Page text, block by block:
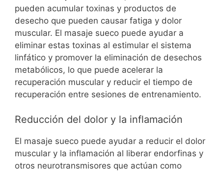
pueden acumular toxinas y productos de
desecho que pueden causar fatiga y dolor
muscular. El masaje sueco puede ayudar a
eliminar estas toxinas al estimular el sistema
linfático y promover la eliminación de desechos
metabólicos, lo que puede acelerar la
recuperación muscular y reducir el tiempo de
recuperación entre sesiones de entrenamiento.
Reducción del dolor y la inflamación
El masaje sueco puede ayudar a reducir el dolor
muscular y la inflamación al liberar endorfinas y
otros neurotransmisores que actúan como